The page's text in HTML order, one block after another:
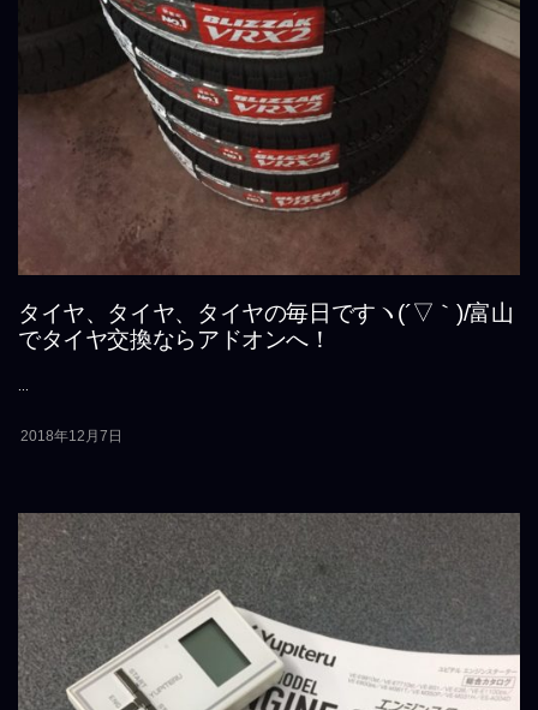
タイヤ、タイヤ、タイヤの毎日ですヽ(´▽｀)/富山
でタイヤ交換ならアドオンへ！
2018年12月7日